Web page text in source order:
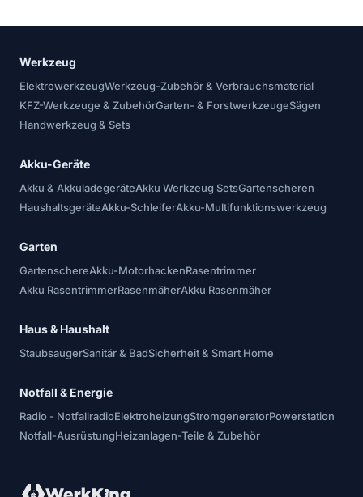
Werkzeug
ElektrowerkzeugWerkzeug-Zubehör & Verbrauchsmaterial
KFZ-Werkzeuge & ZubehörGarten- & ForstwerkzeugeSägen
Handwerkzeug & Sets
Akku-Geräte
Akku & AkkuladegeräteAkku Werkzeug SetsGartenscheren
HaushaltsgeräteAkku-SchleiferAkku-Multifunktionswerkzeug
Garten
GartenschereAkku-MotorhackenRasentrimmer
Akku RasentrimmerRasenmäherAkku Rasenmäher
Haus & Haushalt
StaubsaugerSanitär & BadSicherheit & Smart Home
Notfall & Energie
Radio - NotfallradioElektroheizungStromgeneratorPowerstation
Notfall-AusrüstungHeizanlagen-Teile & Zubehör